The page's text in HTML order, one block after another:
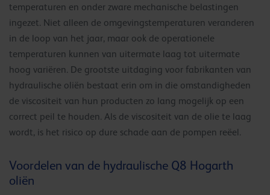
temperaturen en onder zware mechanische belastingen
ingezet. Niet alleen de omgevingstemperaturen veranderen
in de loop van het jaar, maar ook de operationele
temperaturen kunnen van uitermate laag tot uitermate
hoog variëren. De grootste uitdaging voor fabrikanten van
hydraulische oliën bestaat erin om in die omstandigheden
de viscositeit van hun producten zo lang mogelijk op een
correct peil te houden. Als de viscositeit van de olie te laag
wordt, is het risico op dure schade aan de pompen reëel.
Voordelen van de hydraulische Q8 Hogarth
oliën